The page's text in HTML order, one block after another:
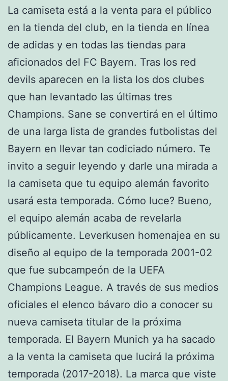
La camiseta está a la venta para el público
en la tienda del club, en la tienda en línea
de adidas y en todas las tiendas para
aficionados del FC Bayern. Tras los red
devils aparecen en la lista los dos clubes
que han levantado las últimas tres
Champions. Sane se convertirá en el último
de una larga lista de grandes futbolistas del
Bayern en llevar tan codiciado número. Te
invito a seguir leyendo y darle una mirada a
la camiseta que tu equipo alemán favorito
usará esta temporada. Cómo luce? Bueno,
el equipo alemán acaba de revelarla
públicamente. Leverkusen homenajea en su
diseño al equipo de la temporada 2001-02
que fue subcampeón de la UEFA
Champions League. A través de sus medios
oficiales el elenco bávaro dio a conocer su
nueva camiseta titular de la próxima
temporada. El Bayern Munich ya ha sacado
a la venta la camiseta que lucirá la próxima
temporada (2017-2018). La marca que viste